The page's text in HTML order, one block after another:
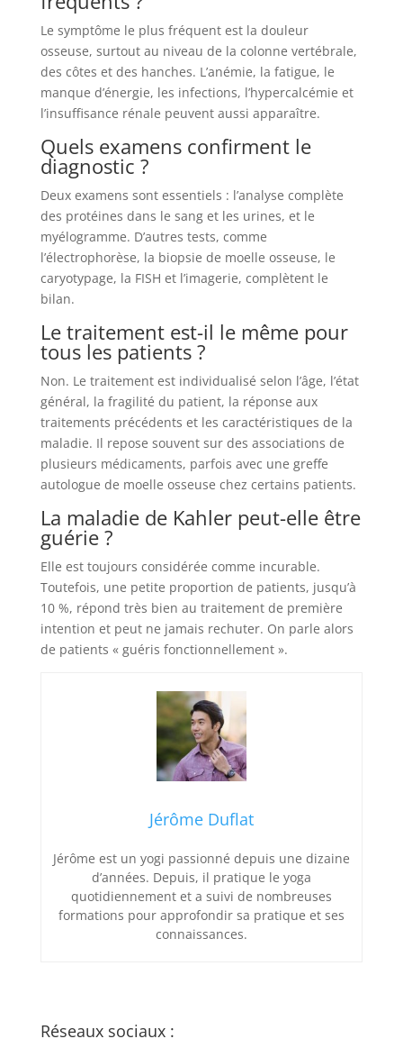
Le symptôme le plus fréquent est la douleur
osseuse, surtout au niveau de la colonne vertébrale,
des côtes et des hanches. L’anémie, la fatigue, le
manque d’énergie, les infections, l’hypercalcémie et
l’insuffisance rénale peuvent aussi apparaître.
Quels examens confirment le
diagnostic ?
Deux examens sont essentiels : l’analyse complète
des protéines dans le sang et les urines, et le
myélogramme. D’autres tests, comme
l’électrophorèse, la biopsie de moelle osseuse, le
caryotypage, la FISH et l’imagerie, complètent le
bilan.
Le traitement est-il le même pour
tous les patients ?
Non. Le traitement est individualisé selon l’âge, l’état
général, la fragilité du patient, la réponse aux
traitements précédents et les caractéristiques de la
maladie. Il repose souvent sur des associations de
plusieurs médicaments, parfois avec une greffe
autologue de moelle osseuse chez certains patients.
La maladie de Kahler peut-elle être
guérie ?
Elle est toujours considérée comme incurable.
Toutefois, une petite proportion de patients, jusqu’à
10 %, répond très bien au traitement de première
intention et peut ne jamais rechuter. On parle alors
de patients « guéris fonctionnellement ».
Jérôme Duflat
Jérôme est un yogi passionné depuis une dizaine
d’années. Depuis, il pratique le yoga
quotidiennement et a suivi de nombreuses
formations pour approfondir sa pratique et ses
connaissances.
Réseaux sociaux :